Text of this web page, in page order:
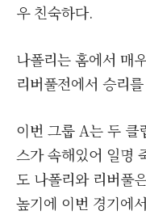
우 친숙하다.
나폴리는 홈에서 매
리버풀전에서 승리
이번 그룹 A는 두 클
스가 속해있어 일명
도 나폴리와 리버풀
높기에 이번 경기에